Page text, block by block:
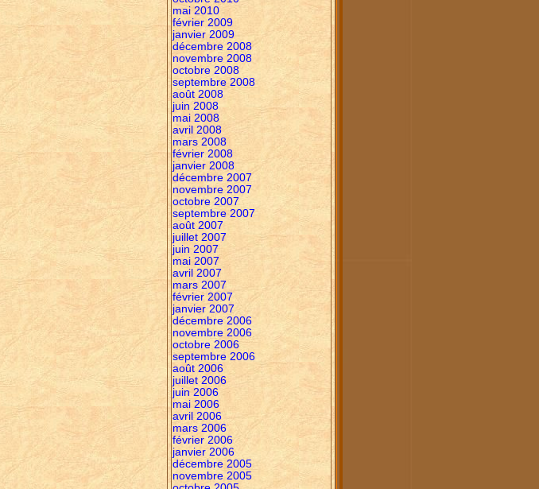
mai 2010
février 2009
janvier 2009
décembre 2008
novembre 2008
octobre 2008
septembre 2008
août 2008
juin 2008
mai 2008
avril 2008
mars 2008
février 2008
janvier 2008
décembre 2007
novembre 2007
octobre 2007
septembre 2007
août 2007
juillet 2007
juin 2007
mai 2007
avril 2007
mars 2007
février 2007
janvier 2007
décembre 2006
novembre 2006
octobre 2006
septembre 2006
août 2006
juillet 2006
juin 2006
mai 2006
avril 2006
mars 2006
février 2006
janvier 2006
décembre 2005
novembre 2005